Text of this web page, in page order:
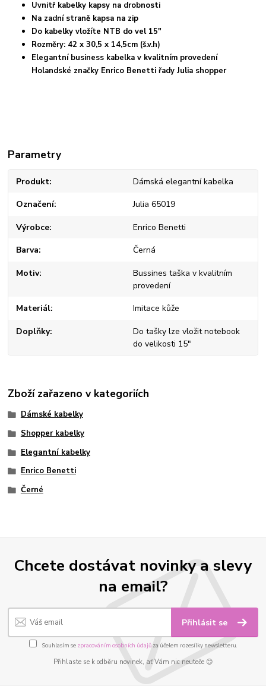
Uvnitř kabelky kapsy na drobnosti
Na zadní straně kapsa na zip
Do kabelky vložíte NTB do vel 15"
Rozměry: 42 x 30,5 x 14,5cm (š.v.h)
Elegantní business kabelka v kvalitním provedení
Holandské značky Enrico Benetti řady Julia shopper
Parametry
Produkt Dámská elegantní kabelka
Označení Julia 65019
Výrobce Enrico Benetti
Barva Černá
Motiv
Bussines taška v kvalitním
provedení
Materiál Imitace kůže
Doplňky
Do tašky lze vložit notebook
do velikosti 15"
Zboží zařazeno v kategoriích
Dámské kabelky
Shopper kabelky
Elegantní kabelky
Enrico Benetti
Černé
Chcete dostávat novinky a slevy
na email?
Přihlásit se
Souhlasím se zpracováním osobních údajůza účelem rozesílky newsletteru.
Přihlaste se k odběru novinek, ať Vám nic neuteče 😊